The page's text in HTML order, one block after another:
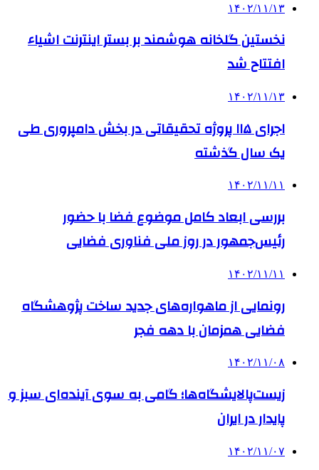
۱۴۰۲/۱۱/۱۳
نخستین گلخانه هوشمند بر بستر اینترنت اشیاء
افتتاح شد
۱۴۰۲/۱۱/۱۳
اجرای ۱۱۵ پروژه تحقیقاتی در بخش دامپروری طی
یک سال گذشته
۱۴۰۲/۱۱/۱۱
بررسی ابعاد کامل موضوع فضا با حضور
رئیس‌جمهور در روز ملی فناوری فضایی
۱۴۰۲/۱۱/۱۱
رونمایی از ماهواره‌های جدید ساخت پژوهشگاه
فضایی همزمان با دهه فجر
۱۴۰۲/۱۱/۰۸
زیست‌پالایشگاه‌ها؛ گامی به سوی آینده‌ای سبز و
پایدار در ایران
۱۴۰۲/۱۱/۰۷